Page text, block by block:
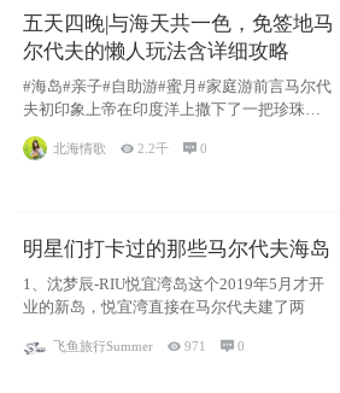
五天四晚|与海天共一色，免签地马
尔代夫的懒人玩法含详细攻略
#海岛#亲子#自助游#蜜月#家庭游前言马尔代
夫初印象上帝在印度洋上撒下了一把珍珠，
北海情歌 2.2千 0
明星们打卡过的那些马尔代夫海岛
1、沈梦辰-RIU悦宜湾岛这个2019年5月才开
业的新岛，悦宜湾直接在马尔代夫建了两
飞鱼旅行Summer 971 0